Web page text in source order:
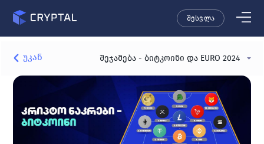
შესვლა
უკან შეჯამება - ბიტკოინი და EURO 2024